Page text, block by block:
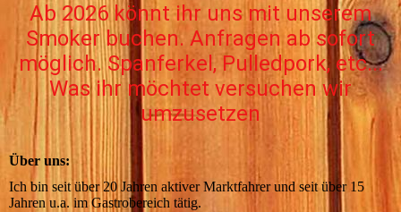
Ab 2026 könnt ihr uns mit unserem
Smoker buchen. Anfragen ab sofort
möglich. Spanferkel, Pulledpork, etc...
Was ihr möchtet versuchen wir
umzusetzen
Über uns:
Ich bin seit über 20 Jahren aktiver Marktfahrer und seit über 15
Jahren u.a. im Gastrobereich tätig.